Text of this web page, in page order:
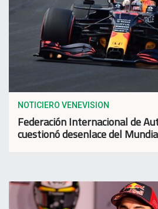
NOTICIERO VENEVISION
Federación Internacional de
cuestionó desenlace del